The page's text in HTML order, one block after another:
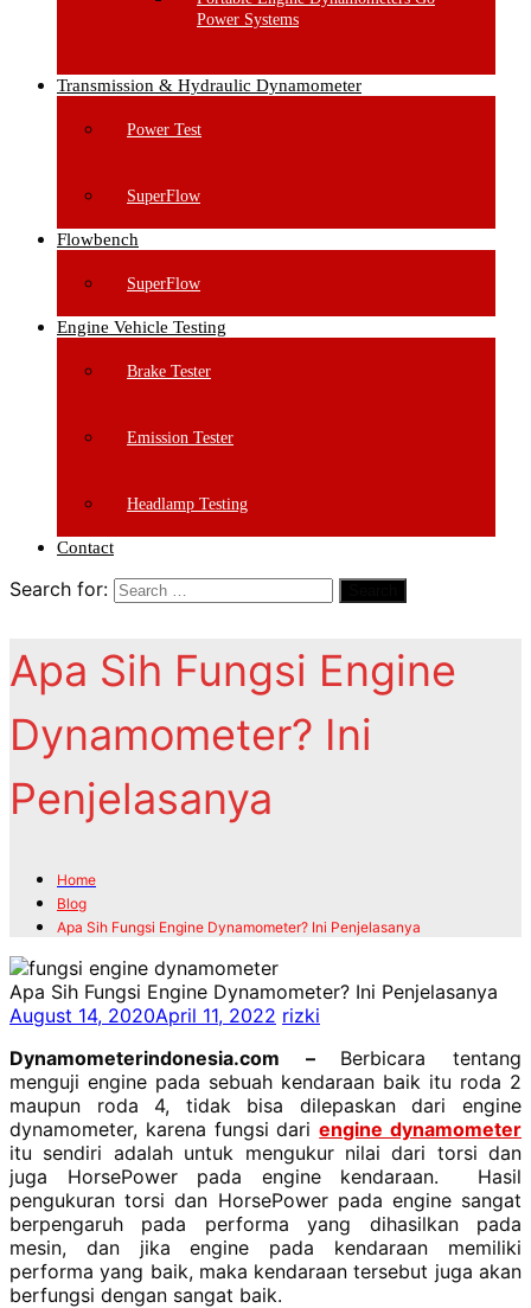
Power Systems
Transmission & Hydraulic Dynamometer
Power Test
SuperFlow
Flowbench
SuperFlow
Engine Vehicle Testing
Brake Tester
Emission Tester
Headlamp Testing
Contact
Search for:
Apa Sih Fungsi Engine
Dynamometer? Ini
Penjelasanya
Home
Blog
Apa Sih Fungsi Engine Dynamometer? Ini Penjelasanya
Apa Sih Fungsi Engine Dynamometer? Ini Penjelasanya
August 14, 2020April 11, 2022 rizki
Dynamometerindonesia.com – Berbicara tentang
menguji engine pada sebuah kendaraan baik itu roda 2
maupun roda 4, tidak bisa dilepaskan dari engine
dynamometer, karena fungsi dariengine dynamometer
itu sendiri adalah untuk mengukur nilai dari torsi dan
juga HorsePower pada engine kendaraan. Hasil
pengukuran torsi dan HorsePower pada engine sangat
berpengaruh pada performa yang dihasilkan pada
mesin, dan jika engine pada kendaraan memiliki
performa yang baik, maka kendaraan tersebut juga akan
berfungsi dengan sangat baik.